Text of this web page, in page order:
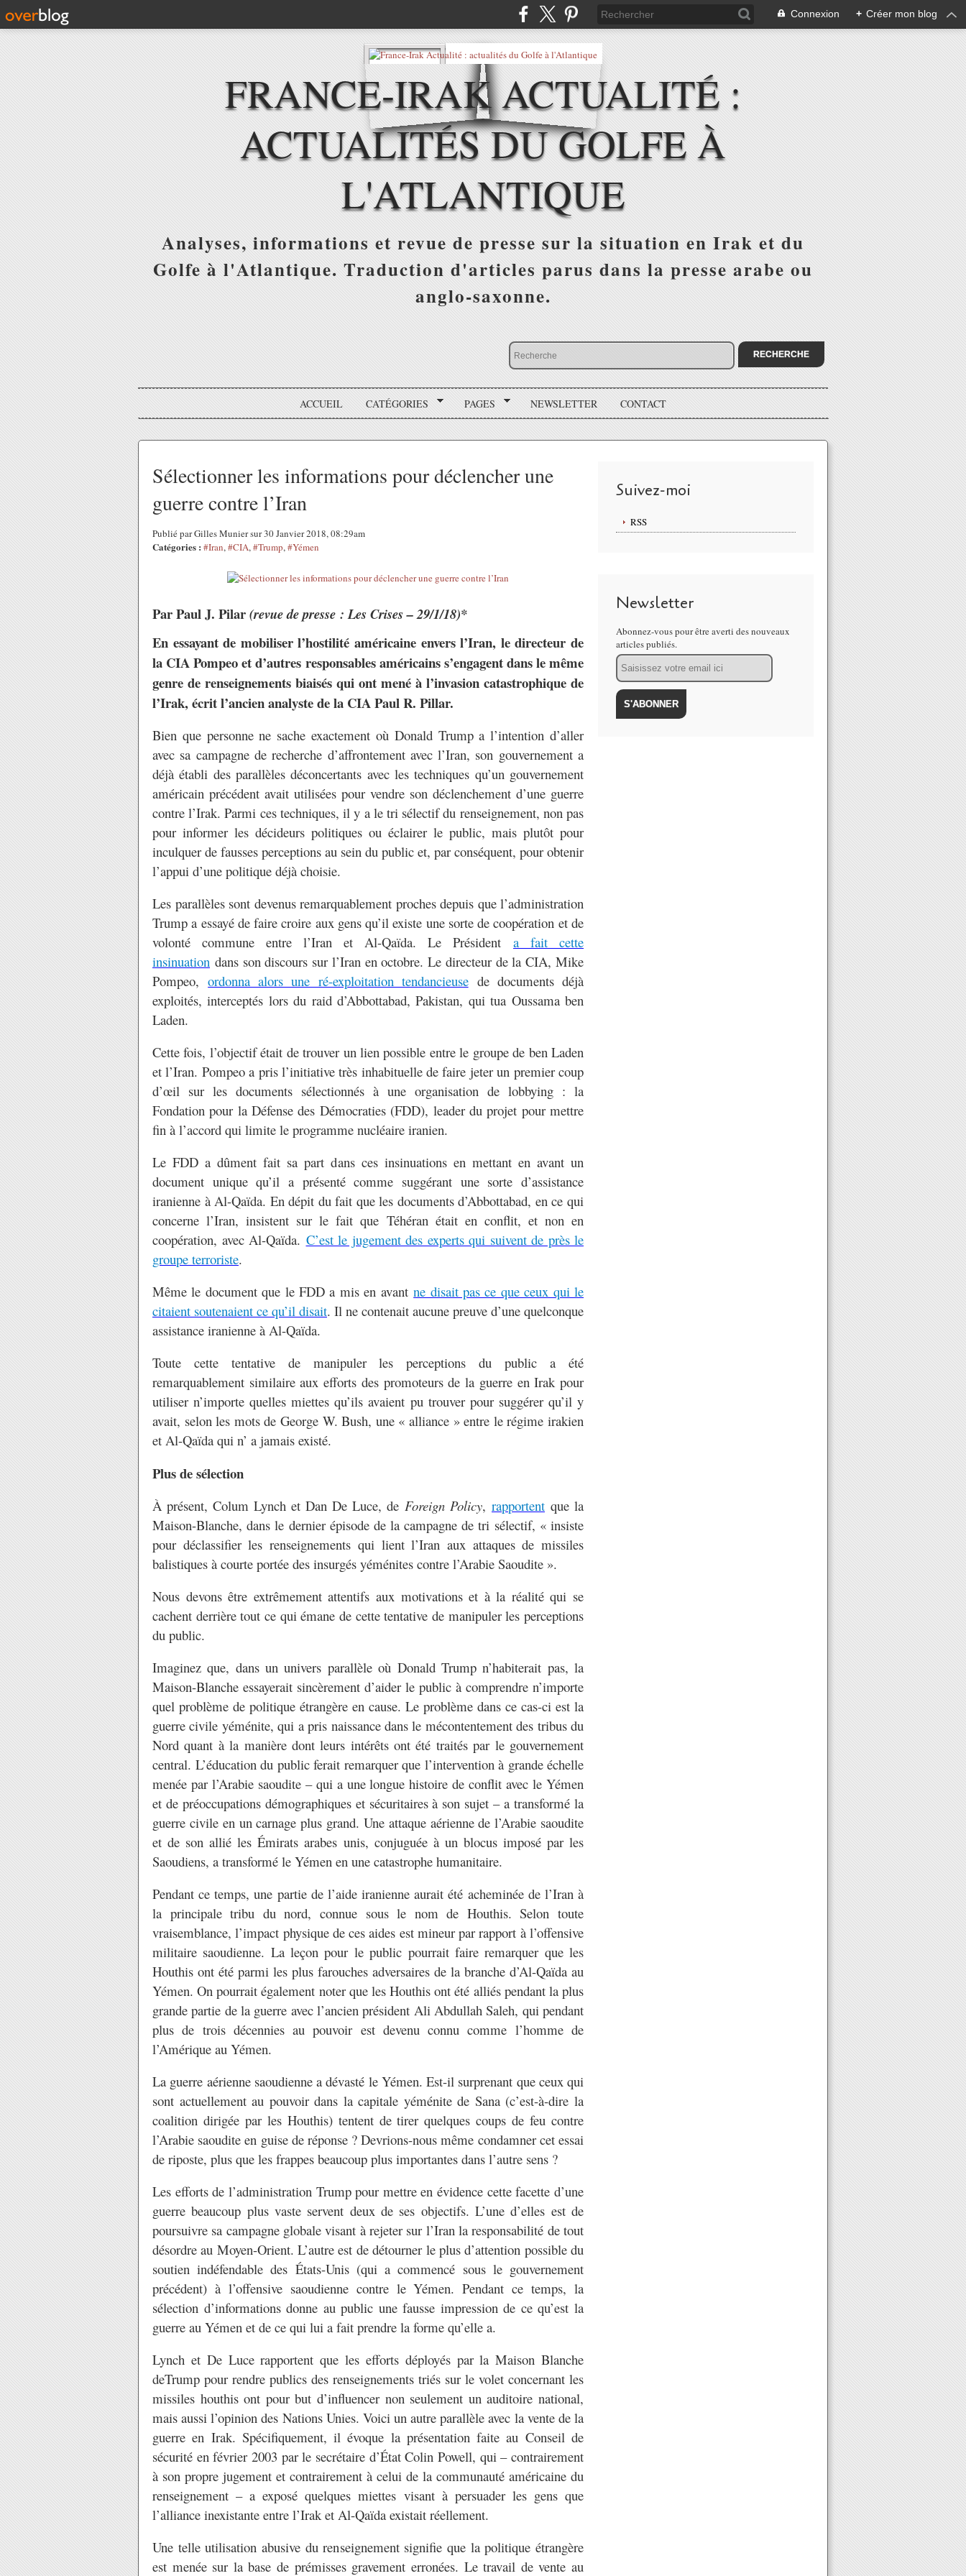
Connexion + Créer mon blog
FRANCE-IRAK ACTUALITÉ :
ACTUALITÉS DU GOLFE À
L'ATLANTIQUE
Analyses, informations et revue de presse sur la situation en Irak et du
Golfe à l'Atlantique. Traduction d'articles parus dans la presse arabe ou
anglo-saxonne.
ACCUEIL CATÉGORIES PAGES NEWSLETTER CONTACT
Sélectionner les informations pour déclencher une
guerre contre l’Iran
Publié par Gilles Munier sur 30 Janvier 2018, 08:29am
Catégories : #Iran,#CIA,#Trump,#Yémen
Par Paul J. Pilar(revue de presse : Les Crises – 29/1/18)*
En essayant de mobiliser l’hostilité américaine envers l’Iran, le directeur de
la CIA Pompeo et d’autres responsables américains s’engagent dans le même
genre de renseignements biaisés qui ont mené à l’invasion catastrophique de
l’Irak, écrit l’ancien analyste de la CIA Paul R. Pillar.
Bien que personne ne sache exactement où Donald Trump a l’intention d’aller
avec sa campagne de recherche d’affrontement avec l’Iran, son gouvernement a
déjà établi des parallèles déconcertants avec les techniques qu’un gouvernement
américain précédent avait utilisées pour vendre son déclenchement d’une guerre
contre l’Irak. Parmi ces techniques, il y a le tri sélectif du renseignement, non pas
pour informer les décideurs politiques ou éclairer le public, mais plutôt pour
inculquer de fausses perceptions au sein du public et, par conséquent, pour obtenir
l’appui d’une politique déjà choisie.
Les parallèles sont devenus remarquablement proches depuis que l’administration
Trump a essayé de faire croire aux gens qu’il existe une sorte de coopération et de
volonté commune entre l’Iran et Al-Qaïda. Le Président a fait cette
insinuation dans son discours sur l’Iran en octobre. Le directeur de la CIA, Mike
Pompeo,ordonna alors une ré-exploitation tendancieusede documents déjà
exploités, interceptés lors du raid d’Abbottabad, Pakistan, qui tua Oussama ben
Laden.
Cette fois, l’objectif était de trouver un lien possible entre le groupe de ben Laden
et l’Iran. Pompeo a pris l’initiative très inhabituelle de faire jeter un premier coup
d’œil sur les documents sélectionnés à une organisation de lobbying : la
Fondation pour la Défense des Démocraties (FDD), leader du projet pour mettre
fin à l’accord qui limite le programme nucléaire iranien.
Le FDD a dûment fait sa part dans ces insinuations en mettant en avant un
document unique qu’il a présenté comme suggérant une sorte d’assistance
iranienne à Al-Qaïda. En dépit du fait que les documents d’Abbottabad, en ce qui
concerne l’Iran, insistent sur le fait que Téhéran était en conflit, et non en
coopération, avec Al-Qaïda. C’est le jugement des experts qui suivent de près le
groupe terroriste.
Même le document que le FDD a mis en avantne disait pas ce que ceux qui le
citaient soutenaient ce qu’il disait. Il ne contenait aucune preuve d’une quelconque
assistance iranienne à Al-Qaïda.
Toute cette tentative de manipuler les perceptions du public a été
remarquablement similaire aux efforts des promoteurs de la guerre en Irak pour
utiliser n’importe quelles miettes qu’ils avaient pu trouver pour suggérer qu’il y
avait, selon les mots de George W. Bush, une « alliance » entre le régime irakien
et Al-Qaïda qui n’ a jamais existé.
Plus de sélection
À présent, Colum Lynch et Dan De Luce, de Foreign Policy, rapportent que la
Maison-Blanche, dans le dernier épisode de la campagne de tri sélectif, « insiste
pour déclassifier les renseignements qui lient l’Iran aux attaques de missiles
balistiques à courte portée des insurgés yéménites contre l’Arabie Saoudite ».
Nous devons être extrêmement attentifs aux motivations et à la réalité qui se
cachent derrière tout ce qui émane de cette tentative de manipuler les perceptions
du public.
Imaginez que, dans un univers parallèle où Donald Trump n’habiterait pas, la
Maison-Blanche essayerait sincèrement d’aider le public à comprendre n’importe
quel problème de politique étrangère en cause. Le problème dans ce cas-ci est la
guerre civile yéménite, qui a pris naissance dans le mécontentement des tribus du
Nord quant à la manière dont leurs intérêts ont été traités par le gouvernement
central. L’éducation du public ferait remarquer que l’intervention à grande échelle
menée par l’Arabie saoudite – qui a une longue histoire de conflit avec le Yémen
et de préoccupations démographiques et sécuritaires à son sujet – a transformé la
guerre civile en un carnage plus grand. Une attaque aérienne de l’Arabie saoudite
et de son allié les Émirats arabes unis, conjuguée à un blocus imposé par les
Saoudiens, a transformé le Yémen en une catastrophe humanitaire.
Pendant ce temps, une partie de l’aide iranienne aurait été acheminée de l’Iran à
la principale tribu du nord, connue sous le nom de Houthis. Selon toute
vraisemblance, l’impact physique de ces aides est mineur par rapport à l’offensive
militaire saoudienne. La leçon pour le public pourrait faire remarquer que les
Houthis ont été parmi les plus farouches adversaires de la branche d’Al-Qaïda au
Yémen. On pourrait également noter que les Houthis ont été alliés pendant la plus
grande partie de la guerre avec l’ancien président Ali Abdullah Saleh, qui pendant
plus de trois décennies au pouvoir est devenu connu comme l’homme de
l’Amérique au Yémen.
La guerre aérienne saoudienne a dévasté le Yémen. Est-il surprenant que ceux qui
sont actuellement au pouvoir dans la capitale yéménite de Sana (c’est-à-dire la
coalition dirigée par les Houthis) tentent de tirer quelques coups de feu contre
l’Arabie saoudite en guise de réponse ? Devrions-nous même condamner cet essai
de riposte, plus que les frappes beaucoup plus importantes dans l’autre sens ?
Les efforts de l’administration Trump pour mettre en évidence cette facette d’une
guerre beaucoup plus vaste servent deux de ses objectifs. L’une d’elles est de
poursuivre sa campagne globale visant à rejeter sur l’Iran la responsabilité de tout
désordre au Moyen-Orient. L’autre est de détourner le plus d’attention possible du
soutien indéfendable des États-Unis (qui a commencé sous le gouvernement
précédent) à l’offensive saoudienne contre le Yémen. Pendant ce temps, la
sélection d’informations donne au public une fausse impression de ce qu’est la
guerre au Yémen et de ce qui lui a fait prendre la forme qu’elle a.
Lynch et De Luce rapportent que les efforts déployés par la Maison Blanche
deTrump pour rendre publics des renseignements triés sur le volet concernant les
missiles houthis ont pour but d’influencer non seulement un auditoire national,
mais aussi l’opinion des Nations Unies. Voici un autre parallèle avec la vente de la
guerre en Irak. Spécifiquement, il évoque la présentation faite au Conseil de
sécurité en février 2003 par le secrétaire d’État Colin Powell, qui – contrairement
à son propre jugement et contrairement à celui de la communauté américaine du
renseignement – a exposé quelques miettes visant à persuader les gens que
l’alliance inexistante entre l’Irak et Al-Qaïda existait réellement.
Une telle utilisation abusive du renseignement signifie que la politique étrangère
est menée sur la base de prémisses gravement erronées. Le travail de vente au
Suivez-moi
RSS
Newsletter
Abonnez-vous pour être averti des nouveaux
articles publiés.
Email